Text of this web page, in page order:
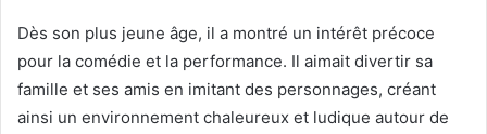
Dès son plus jeune âge, il a montré un intérêt précoce
pour la comédie et la performance. Il aimait divertir sa
famille et ses amis en imitant des personnages, créant
ainsi un environnement chaleureux et ludique autour de